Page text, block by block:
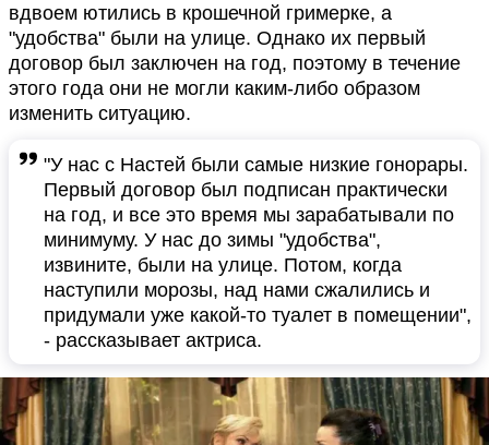
вдвоем ютились в крошечной гримерке, а
"удобства" были на улице. Однако их первый
договор был заключен на год, поэтому в течение
этого года они не могли каким-либо образом
изменить ситуацию.
"У нас с Настей были самые низкие гонорары.
Первый договор был подписан практически
на год, и все это время мы зарабатывали по
минимуму. У нас до зимы "удобства",
извините, были на улице. Потом, когда
наступили морозы, над нами сжалились и
придумали уже какой-то туалет в помещении",
- рассказывает актриса.